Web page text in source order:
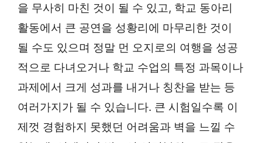
을 무사히 마친 것이 될 수 있고, 학교 동아리
활동에서 큰 공연을 성황리에 마무리한 것이
될 수도 있으며 정말 먼 오지로의 여행을 성공
적으로 다녀오거나 학교 수업의 특정 과목이나
과제에서 크게 성과를 내거나 칭찬을 받는 등
여러가지가 될 수 있습니다. 큰 시험일수록 이
제껏 경험하지 못했던 어려움과 벽을 느낄 수